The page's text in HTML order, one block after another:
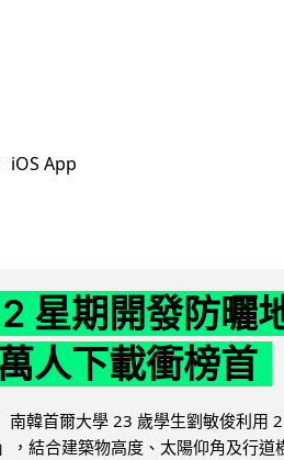
iOS App
星期開發防曬
人下載衝榜首
南韓首爾大學 23 歲學生劉敏俊利用
，結合建築物高度、太陽仰角及行道